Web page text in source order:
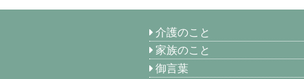
介護のこと
家族のこと
御言葉